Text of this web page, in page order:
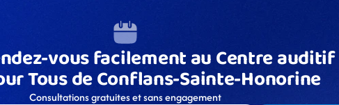
vous facilement au Centre auditif
Tous de Conflans-Sainte-Honorine
Consultations gratuites et sans engagement